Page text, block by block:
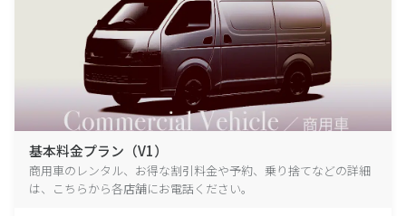
基本料金プラン（V1）
商用車のレンタル、お得な割引料金や予約、乗り捨てなどの詳細
は、こちらから各店舗にお電話ください。